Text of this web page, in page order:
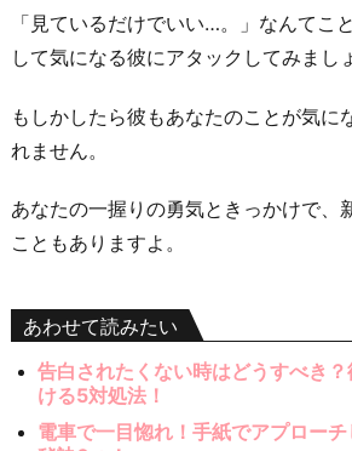
「見ているだけでいい…。」なんてこ
して気になる彼にアタックしてみまし
もしかしたら彼もあなたのことが気に
れません。
あなたの一握りの勇気ときっかけで、
こともありますよ。
あわせて読みたい
告白されたくない時はどうすべき
ける5対処法！
電車で一目惚れ！手紙でアプロー